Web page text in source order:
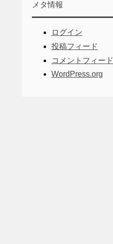
メタ情報
ログイン
投稿フィード
コメントフィード
WordPress.org